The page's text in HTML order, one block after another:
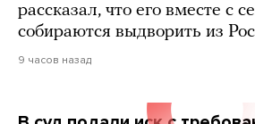
рассказал, что его вместе с
собираются выдворить из
9 часов назад